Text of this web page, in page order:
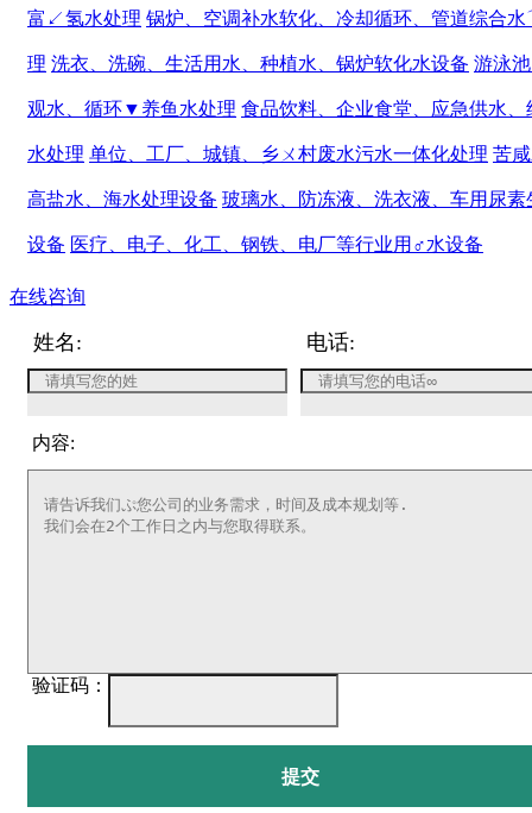
富↙氢水处理 锅炉、空调补水软化、冷却循环、管道综合
理 洗衣、洗碗、生活用水、种植水、锅炉软化水设备 游泳
观水、循环▼养鱼水处理 食品饮料、企业食堂、应急供水、
水处理 单位、工厂、城镇、乡ㄨ村废水污水一体化处理 苦
高盐水、海水处理设备 玻璃水、防冻液、洗衣液、车用尿素
设备 医疗、电子、化工、钢铁、电厂等行业用♂水设备
在线咨询
姓名: 电话:
内容:
验证码：
提交